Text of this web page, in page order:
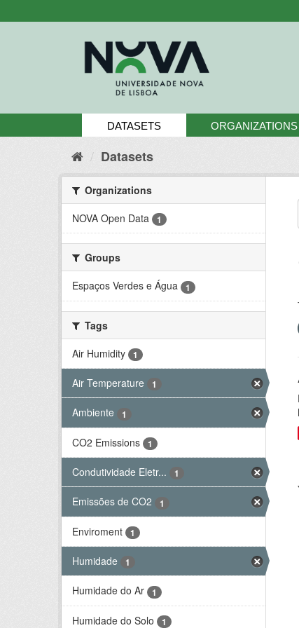
to
DATASETS ORGANIZATIONS
Datasets
Organizations
NOVA Open Data
1
Groups
Espaços Verdes e Água
1
Tags
Air Humidity
1
Air Temperature 1
Ambiente 1
CO2 Emissions 1
Condutividade Eletr... 1
Emissões de CO2 1
Enviroment 1
Humidade 1
Humidade do Ar 1
Humidade do Solo 1